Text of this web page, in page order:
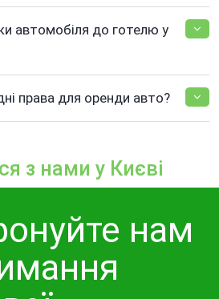
автомобіля до готелю у
права для оренди авто?
з нами у Києві
нам